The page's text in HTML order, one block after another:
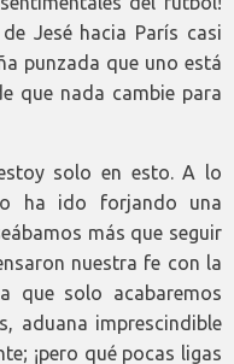
Jesé hacia París casi
punzada que uno está
que nada cambie para
solo en esto. A lo
ha ido forjando una
más que seguir
nuestra fe con la
que solo acabaremos
aduana imprescindible
¡pero qué pocas ligas